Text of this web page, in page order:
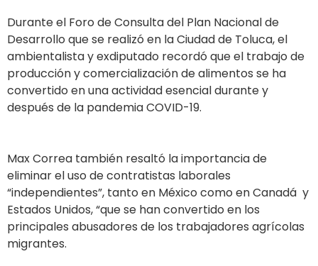
Durante el Foro de Consulta del Plan Nacional de
Desarrollo que se realizó en la Ciudad de Toluca, el
ambientalista y exdiputado recordó que el trabajo de
producción y comercialización de alimentos se ha
convertido en una actividad esencial durante y
después de la pandemia COVID-19.
Max Correa también resaltó la importancia de
eliminar el uso de contratistas laborales
“independientes”, tanto en México como en Canadá y
Estados Unidos, “que se han convertido en los
principales abusadores de los trabajadores agrícolas
migrantes.